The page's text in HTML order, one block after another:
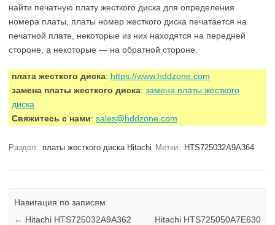
найти печатную плату жесткого диска для определения
номера платы, платы номер жесткого диска печатается на
печатной плате, некоторые из них находятся на передней
стороне, а некоторые — на обратной стороне.
плата жесткого диска: https://www.hddzone.com
замена платы жесткого диска: замена платы жесткого
диска
Свяжитесь с нами: sales@hddzone.com
Раздел: платы жесткого диска Hitachi Метки: HTS725032A9A364
Навигация по записям
← Hitachi HTS725032A9A362
Hitachi HTS725050A7E630